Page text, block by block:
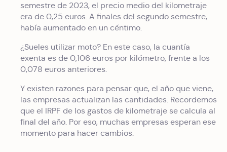
semestre de 2023, el precio medio del kilometraje
era de 0,25 euros. A finales del segundo semestre,
había aumentado en un céntimo.
¿Sueles utilizar moto? En este caso, la cuantía
exenta es de 0,106 euros por kilómetro, frente a los
0,078 euros anteriores.
Y existen razones para pensar que, el año que viene,
las empresas actualizan las cantidades. Recordemos
que el IRPF de los gastos de kilometraje se calcula al
final del año. Por eso, muchas empresas esperan ese
momento para hacer cambios.